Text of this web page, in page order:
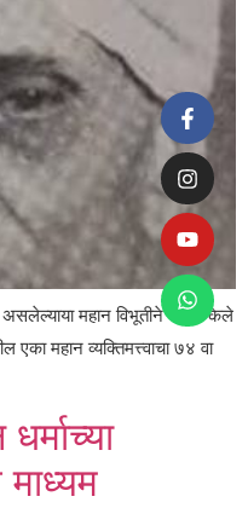
महान विभूतीने रोशन केले
एका महान व्यक्तिमत्त्वाचा ७४ वा